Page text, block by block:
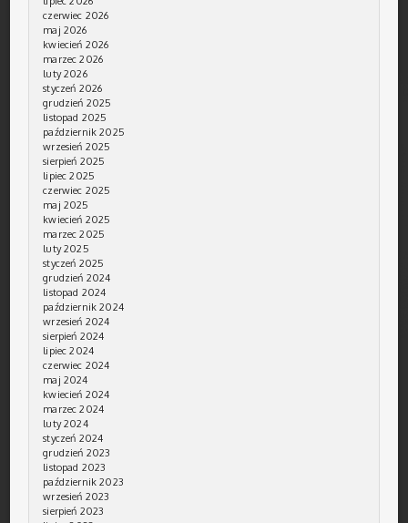
czerwiec 2026
maj 2026
kwiecień 2026
marzec 2026
luty 2026
styczeń 2026
grudzień 2025
listopad 2025
październik 2025
wrzesień 2025
sierpień 2025
lipiec 2025
czerwiec 2025
maj 2025
kwiecień 2025
marzec 2025
luty 2025
styczeń 2025
grudzień 2024
listopad 2024
październik 2024
wrzesień 2024
sierpień 2024
lipiec 2024
czerwiec 2024
maj 2024
kwiecień 2024
marzec 2024
luty 2024
styczeń 2024
grudzień 2023
listopad 2023
październik 2023
wrzesień 2023
sierpień 2023